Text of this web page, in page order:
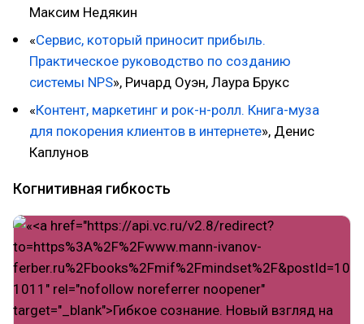
Максим Недякин
«Сервис, который приносит прибыль.
Практическое руководство по созданию
системы NPS», Ричард Оуэн, Лаура Брукс
«Контент, маркетинг и рок-н-ролл. Книга-муза
для покорения клиентов в интернете», Денис
Каплунов
Когнитивная гибкость